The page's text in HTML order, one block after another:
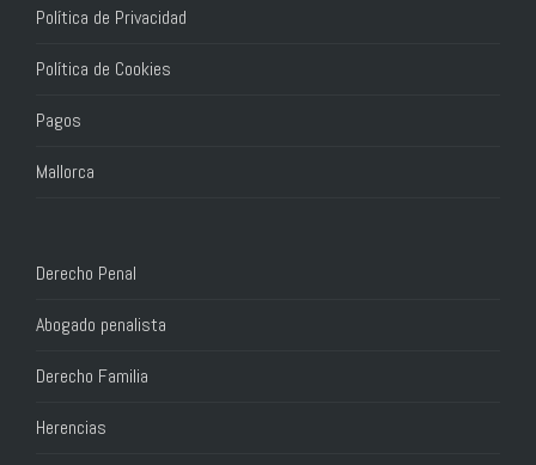
Política de Privacidad
Política de Cookies
Pagos
Mallorca
Derecho Penal
Abogado penalista
Derecho Familia
Herencias